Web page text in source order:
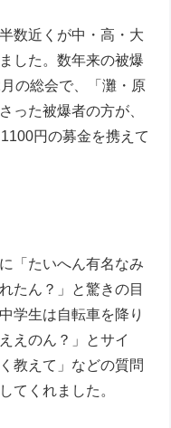
数近くが中・高・大
した。数年来の被爆
の総会で、「灘・原
った被爆者の方が、
円の募金を携えて
「たいへん有名なみ
たん？」と驚きの目
学生は自転車を降り
えのん？」とサイ
教えて」などの質問
てくれました。